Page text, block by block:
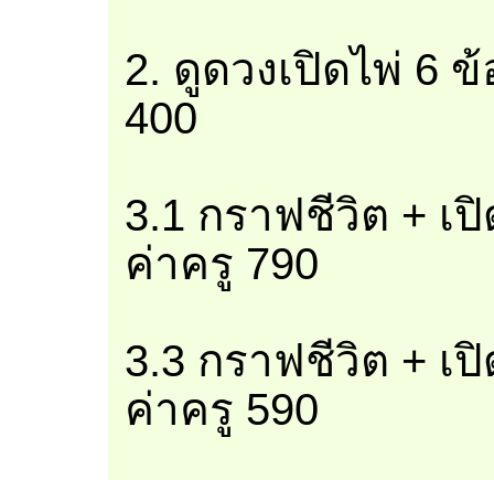
2. ดูดวงเปิดไพ่ 6
400
3.1 กราฟชีวิต + เ
ค่าครู 790
3.3 กราฟชีวิต + เ
ค่าครู 590